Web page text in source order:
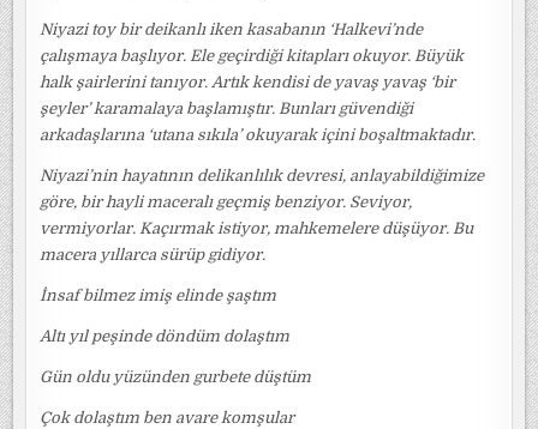
Niyazi toy bir deikanlı iken kasabanın ‘Halkevi’nde
çalışmaya başlıyor. Ele geçirdiği kitapları okuyor. Büyük
halk şairlerini tanıyor. Artık kendisi de yavaş yavaş ‘bir
şeyler’ karamalaya başlamıştır. Bunları güvendiği
arkadaşlarına ‘utana sıkıla’ okuyarak içini boşaltmaktadır.
Niyazi’nin hayatının delikanlılık devresi, anlayabildiğimize
göre, bir hayli maceralı geçmiş benziyor. Seviyor,
vermiyorlar. Kaçırmak istiyor, mahkemelere düşüyor. Bu
macera yıllarca sürüp gidiyor.
İnsaf bilmez imiş elinde şaştım
Altı yıl peşinde döndüm dolaştım
Gün oldu yüzünden gurbete düştüm
Çok dolaştım ben avare komşular